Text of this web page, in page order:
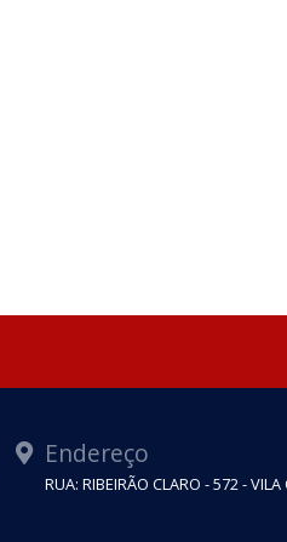
Endereço
RUA: RIBEIRÃO CLARO - 572 -